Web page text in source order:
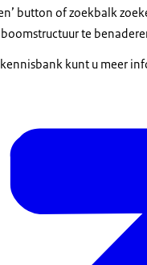
button of zoekbalk
te
kunt u meer